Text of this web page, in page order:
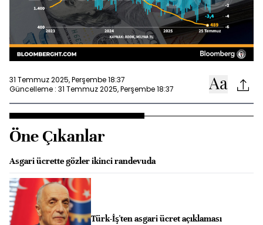
31 Temmuz 2025, Perşembe 18:37
Güncelleme : 31 Temmuz 2025, Perşembe 18:37
Öne Çıkanlar
Asgari ücrette gözler ikinci randevuda
Türk-İş'ten asgari ücret açıklaması